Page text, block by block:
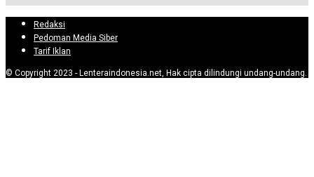
Redaksi
Pedoman Media Siber
Tarif Iklan
© Copyright 2023 - Lenteraindonesia.net, Hak cipta dilindungi undang-undang.